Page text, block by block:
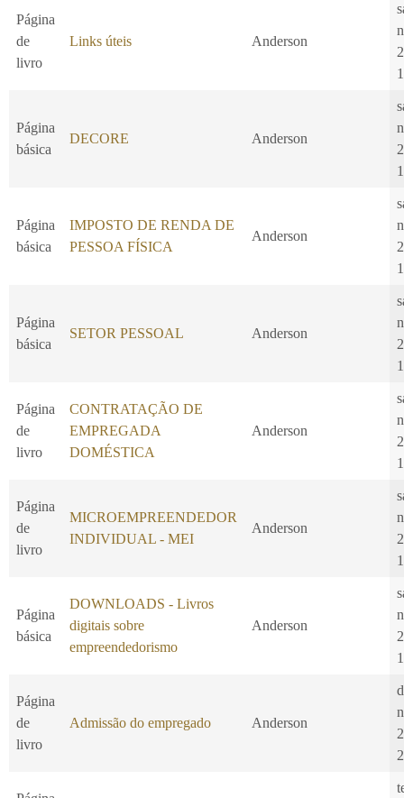
Página
de
livro
Links úteis Anderson
Página
básica
DECORE Anderson
Página
básica
IMPOSTO DE RENDA DE
PESSOA FÍSICA
Anderson
Página
básica
SETOR PESSOAL Anderson
Página
de
livro
CONTRATAÇÃO DE
EMPREGADA
DOMÉSTICA
Anderson
Página
de
livro
MICROEMPREENDEDOR
INDIVIDUAL - MEI
Anderson
Página
básica
DOWNLOADS - Livros
digitais sobre
empreendedorismo
Anderson
Página
de
livro
Admissão do empregado Anderson